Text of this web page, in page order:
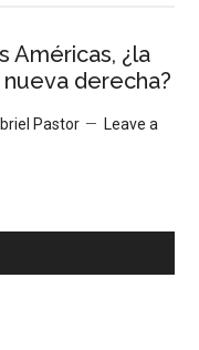
Américas, ¿la
derecha?
Pastor
Leave a